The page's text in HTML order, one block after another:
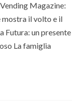
Magazine:
il volto e il
Futura: un presente
La famiglia